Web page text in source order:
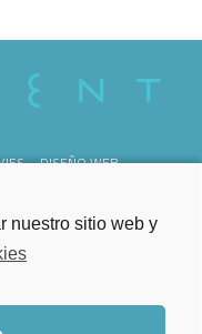
DISEÑO WEB
nuestro sitio web y